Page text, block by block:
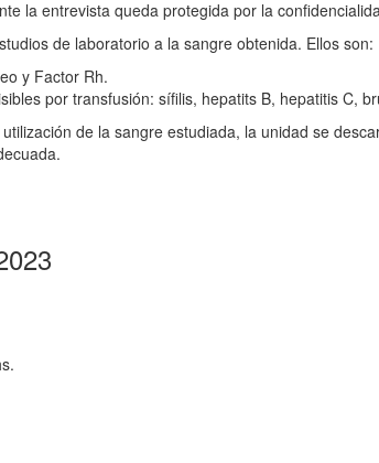
la entrevista queda protegida por la
de laboratorio a la sangre obtenida. Ellos son:
y Factor Rh.
por transfusión: sífilis, hepatits B, hepatitis C,
de la sangre estudiada, la unidad se